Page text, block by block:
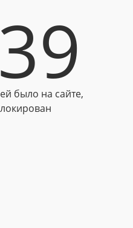
было на сайте,